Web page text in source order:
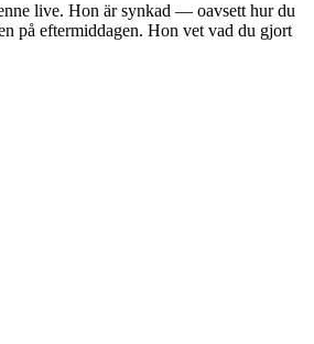
live. Hon är synkad — oavsett hur du
på eftermiddagen. Hon vet vad du gjort